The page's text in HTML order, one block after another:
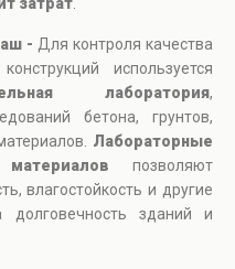
- Для контроля качества
используется
лаборатория,
бетона, грунтов,
Лабораторные
позволяют
влагостойкость и другие
долговечность зданий и